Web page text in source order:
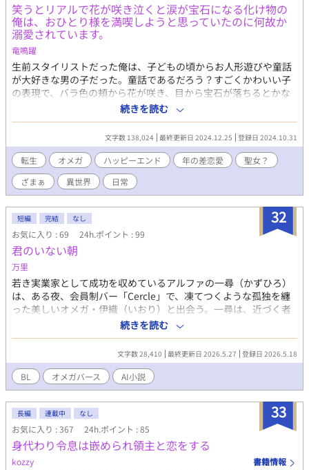
笑うとリアルで花が咲き泣くと涙が宝石になる化け物の
俺は、おひとり様を満喫しようと思っていたのに何故か
溺愛されています。
竜鳴躍
生前スタイリストだった俺は、子どもの頃からお人形遊びや童話
が大好きな男の子だった。童話であるだろう？すごくかわいい子
の表現で、バラ色の頬から花が咲き、目から宝石が落ちるとかな
んとか。 それがリアルだったらどう思う？グロだよ？きもいよ？
化け物だよ…。 中世ヨーロッパのような異世界の貴族に転生した
俺は、自分の特異体質に気付いた時、無表情を貫くことにした！
当然、可愛がられないよね！ 貴族家の次男でオメガとして生まれ
た俺は、おそらく時期が時期がきたら変態さんにお嫁に出され
る。 だけど、前世で男のストーカーに悩まされていた俺は、それ
は嫌なんだ。 なので、出入りのドレスショップに弟子入りして、
将来はデザイナーとして身を立てようと思う！ おひとり様で好き
なこと仕事にして、生きていきたい。 なのになんでかな？ どうし
て侯爵家に養子に行って公爵令息様が俺を膝に乗せるのかな？？
子どもだから？！ でもドキドキする！心は大人なんだってば！ ※
誤字等報告ありがとうございます！助かります！ ※奨励賞ありが
とうございました！
続きを読む
文字数 138,024 最終更新日 2024.12.25 登録日 2024.10.31
転生 オメガ ハッピーエンド 年の差恋愛
聖女？
ざまぁ
異世界 日常
32
短編 完結 なし
お気に入り : 69 24h.ポイント : 99
君のいない朝
万里
若き実業家として成功を収めているアルファの一尋（かずひろ）
は、ある夜、会員制バー「Cercle」で、凍てつくような孤独を纏
った美しいオメガ・伊織（いおり）と出会う。一尋は、近づく者
を拒絶しながらも、どこか壊れそうな危うさを持つ伊織に強く惹
かれ、抗いがたい引力に導かれるように彼に声をかける。 一尋
は、伊織の左手薬指に光る指輪と、彼が放つ無防備なフェロモン
に違和感を抱き、「番はどうした」と問い詰める。 対して伊織
は、「俺には最高の番がいる。彼は今、少し遠いところにいるだ
けだ」と激昂する。しかし、その瞳は涙で溢れ、今にも崩れ落ち
そうな絶望に満ちていた。
続きを読む
文字数 28,410 最終更新日 2026.5.27 登録日 2026.5.18
BL オメガバース AI小説
33
長編 連載中 なし
お気に入り : 367 24h.ポイント : 85
身代わり令息は嵌められ領主と恋をする
kozzy 書籍情報